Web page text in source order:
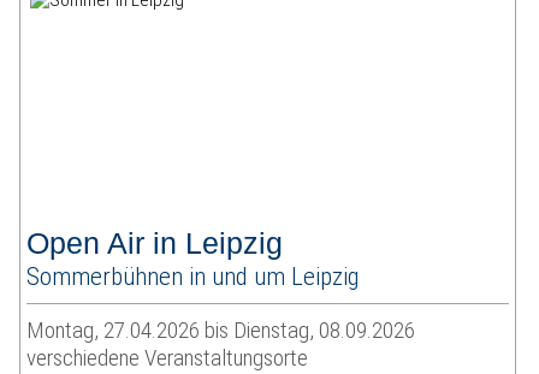
Open Air in Leipzig
Sommerbühnen in und um Leipzig
Montag, 27.04.2026 bis Dienstag, 08.09.2026
verschiedene Veranstaltungsorte